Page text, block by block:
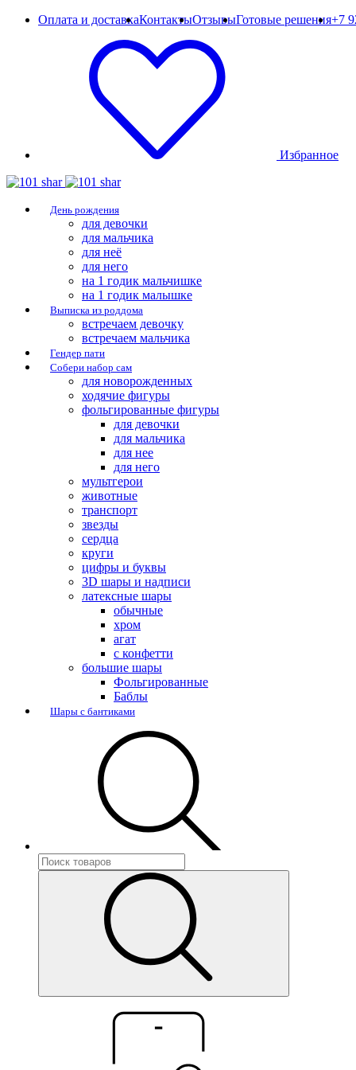
Оплата и доставкаКонтактыОтзывыГотовые решения+7
Избранное
День рождения
для девочки
для мальчика
для неё
для него
на 1 годик мальчишке
на 1 годик малышке
Выписка из роддома
встречаем девочку
встречаем мальчика
Гендер пати
Собери набор сам
для новорожденных
ходячие фигуры
фольгированные фигуры
для девочки
для мальчика
для нее
для него
мультгерои
животные
транспорт
звезды
сердца
круги
цифры и буквы
3D шары и надписи
латексные шары
обычные
хром
агат
с конфетти
большие шары
Фольгированные
Баблы
Шары с бантиками